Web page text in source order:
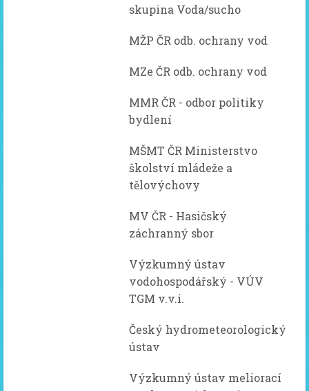
skupina Voda/sucho
MŽP ČR odb. ochrany vod
MZe ČR odb. ochrany vod
MMR ČR - odbor politiky
bydlení
MŠMT ČR Ministerstvo
školství mládeže a
tělovýchovy
MV ČR - Hasičský
záchranný sbor
Výzkumný ústav
vodohospodářský - VÚV
TGM v.v.i.
Český hydrometeorologický
ústav
Výzkumný ústav meliorací